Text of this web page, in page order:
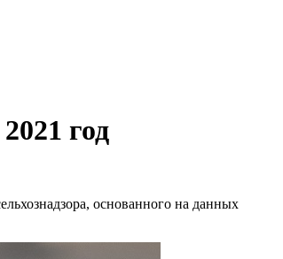
год
основанного на данных